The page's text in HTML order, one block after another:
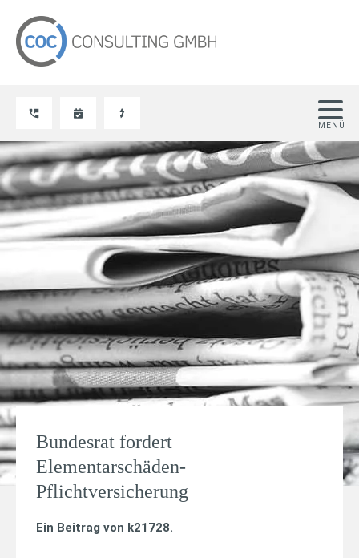
Bundesrat fordert
Elementarschäden-
Pflichtversicherung
Ein Beitrag von k21728.